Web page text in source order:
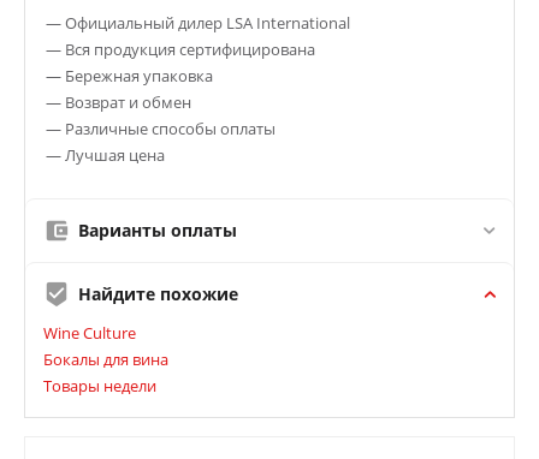
— Официальный дилер LSA International
— Вся продукция сертифицирована
— Бережная упаковка
— Возврат и обмен
— Различные способы оплаты
— Лучшая цена
Варианты оплаты
Найдите похожие
Wine Culture
Бокалы для вина
Товары недели